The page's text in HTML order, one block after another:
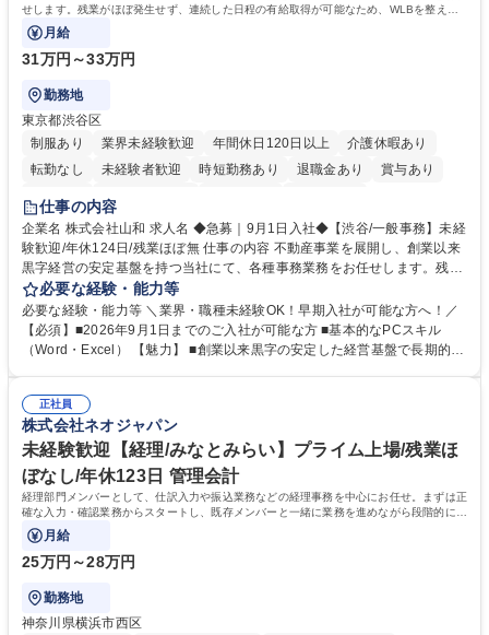
せします。残業がほぼ発生せず、連続した日程の有給取得が可能なため、WLBを整えた
い方にお勧めの環境です！
月給
31万円～33万円
勤務地
東京都渋谷区
制服あり
業界未経験歓迎 年間休日120日以上
介護休暇あり
転勤なし
未経験者歓迎 時短勤務あり 退職金あり
賞与あり
育休あり
完全週休2日制
仕事の内容
企業名 株式会社山和 求人名 ◆急募｜9月1日入社◆【渋谷/一般事務】未経
験歓迎/年休124日/残業ほぼ無 仕事の内容 不動産事業を展開し、創業以来
黒字経営の安定基盤を持つ当社にて、各種事務業務をお任せします。残業
がほぼ発生せず、連続した日程の有給取得が可能なため、WLBを整えたい
方にお勧めの環境です！ 入社後はOJTを通じて丁寧に研修を行いますの
で、事務未経験の方でも安心して臨むことができます。 【業務詳細】■電
話・来客対応 ■物件の鍵や社内の備品管理 ■データ入力や書類作成 ■契約
必要な経験・能力等
必要な経験・能力等 ＼業界・職種未経験OK！早期入社が可能な方へ！／
【必須】■2026年9月1日までのご入社が可能な方 ■基本的なPCスキル
（Word・Excel） 【魅力】 ■創業以来黒字の安定した経営基盤で長期的に
のOJTで業務を習得可能、未経験でもしっかりサポート 学歴・資格 学
歴：大学院 大学 高専 短大 語学力： 資格：
正社員
株式会社ネオジャパン
未経験歓迎【経理/みなとみらい】プライム上場/残業ほ
ぼなし/年休123日 管理会計
経理部門メンバーとして、仕訳入力や振込業務などの経理事務を中心にお任せ。まずは正
確な入力・確認業務からスタートし、既存メンバーと一緒に業務を進めながら段階的に経
理知識を身につけていただきます。
月給
25万円～28万円
勤務地
神奈川県横浜市西区